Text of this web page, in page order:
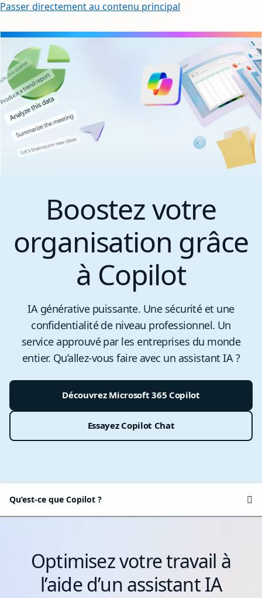
Passer directement au contenu principal
Boostez votre
organisation grâce
à Copilot
IA générative puissante. Une sécurité et une
confidentialité de niveau professionnel. Un
service approuvé par les entreprises du monde
entier. Qu’allez-vous faire avec un assistant IA ?
Découvrez Microsoft 365 Copilot
Essayez Copilot Chat
Qu’est-ce que Copilot ?
Optimisez votre travail à
l’aide d’un assistant IA